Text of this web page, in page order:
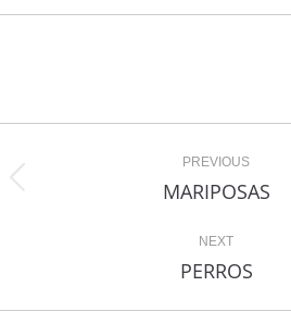
Navegación
entre
PREVIOUS
Proyecto
MARIPOSAS
NEXT
Proyecto
PERROS